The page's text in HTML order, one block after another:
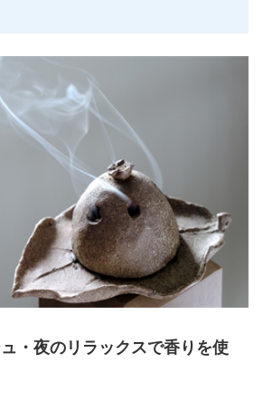
・夜のリラックスで香りを使